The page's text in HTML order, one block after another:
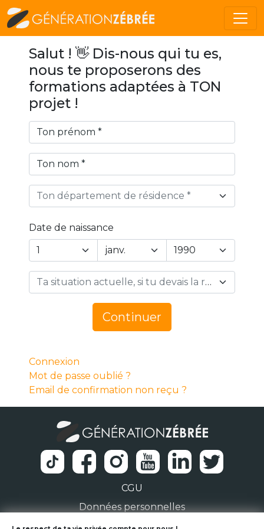
Salut ! 👋 Dis-nous qui tu es,
nous te proposerons des
formations adaptées à TON
projet !
Ton département de résidence *
Date de naissance
Year
Day
Ta situation actuelle, si tu devais la résumer en 1 mot… *
Continuer
Connexion
Mot de passe oublié ?
Email de confirmation non reçu ?
CGU
Données personnelles